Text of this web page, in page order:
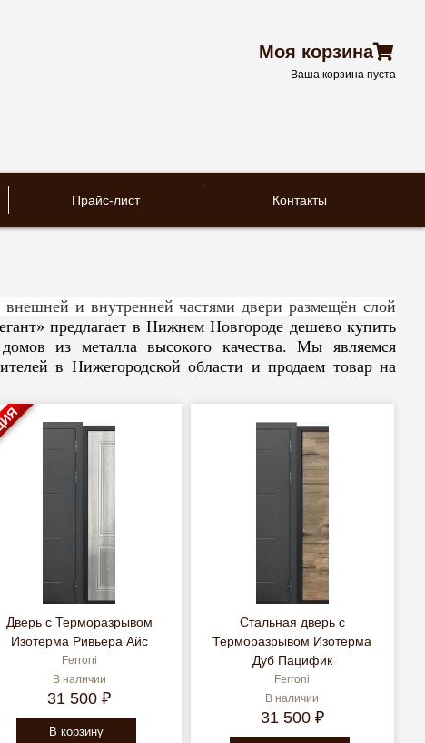
Моя корзина
Ваша корзина пуста
Прайс-лист Контакты
и внутренней частями двери размещён слой
предлагает в Нижнем Новгороде дешево купить
из металла высокого качества. Мы являемся
в Нижегородской области и продаем товар на
Дверь c Терморазрывом
Изотерма Ривьера Айс
Ferroni
В наличии
31 500 ₽
В корзину
Стальная дверь c
Терморазрывом Изотерма
Дуб Пацифик
Ferroni
В наличии
31 500 ₽